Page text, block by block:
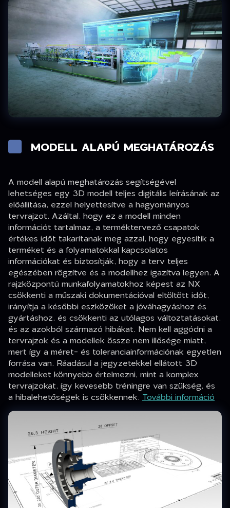
MODELL ALAPÚ MEGHATÁROZÁS
A modell alapú meghatározás segítségével
lehetséges egy 3D modell teljes digitális leírásának az
előállítása, ezzel helyettesítve a hagyományos
tervrajzot. Azáltal, hogy ez a modell minden
információt tartalmaz, a terméktervező csapatok
értékes időt takarítanak meg azzal, hogy egyesítik a
terméket és a folyamatokkal kapcsolatos
információkat és biztosítják, hogy a terv teljes
egészében rögzítve és a modellhez igazítva legyen. A
rajzközpontú munkafolyamatokhoz képest az NX
csökkenti a műszaki dokumentációval eltöltött időt,
irányítja a későbbi eszközöket a jóváhagyáshoz és
gyártáshoz, és csökkenti az utólagos változtatásokat,
és az azokból származó hibákat. Nem kell aggódni a
tervrajzok és a modellek össze nem illősége miatt,
mert így a méret- és toleranciainformációnak egyetlen
forrása van. Ráadásul a jegyzetekkel ellátott 3D
modelleket könnyebb értelmezni, mint a komplex
tervrajzokat, így kevesebb tréningre van szükség, és
a hibalehetőségek is csökkennek. További információ